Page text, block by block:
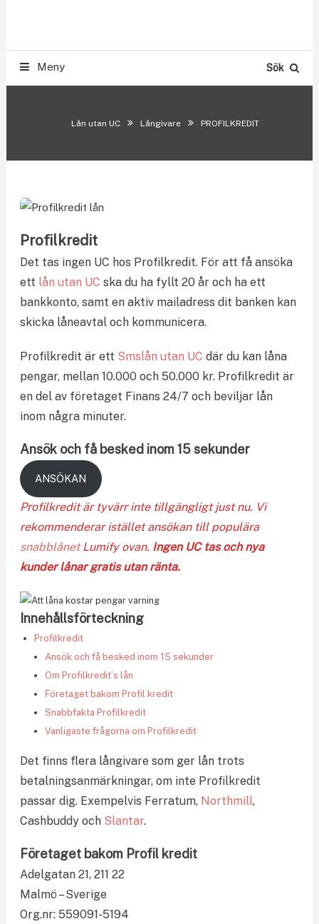
Content
Meny Sök
Lån utan UC Långivare PROFILKREDIT
Profilkredit
Det tas ingen UC hos Profilkredit. För att få ansöka
ett lån utan UC ska du ha fyllt 20 år och ha ett
bankkonto, samt en aktiv mailadress dit banken kan
skicka låneavtal och kommunicera.
Profilkredit är ett Smslån utan UC där du kan låna
pengar, mellan 10.000 och 50.000 kr. Profilkredit är
en del av företaget Finans 24/7 och beviljar lån
inom några minuter.
Ansök och få besked inom 15 sekunder
ANSÖKAN
Profilkredit är tyvärr inte tillgängligt just nu. Vi
rekommenderar istället ansökan till populära
snabblånetLumify ovan. Ingen UC tas och nya
kunder lånar gratis utan ränta.
Innehållsförteckning
Profilkredit
Ansök och få besked inom 15 sekunder
Om Profilkredit´s lån
Företaget bakom Profil kredit
Snabbfakta Profilkredit
Vanligaste frågorna om Profilkredit
Det finns flera långivare som ger lån trots
betalningsanmärkningar, om inte Profilkredit
passar dig. Exempelvis Ferratum, Northmill,
Cashbuddy och Slantar.
Företaget bakom Profil kredit
Adelgatan 21, 211 22
Malmö – Sverige
Org.nr: 559091-5194